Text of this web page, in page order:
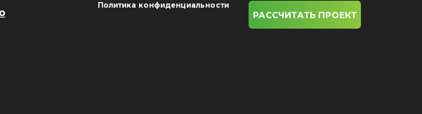
Политика конфиденциальности
РАССЧИТАТЬ ПРОЕКТ